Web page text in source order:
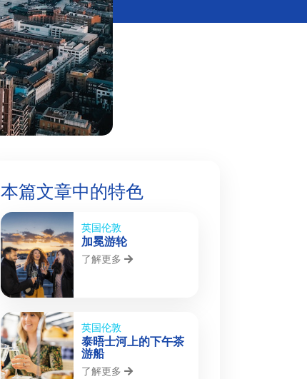
本篇文章中的特色
英国伦敦
加冕游轮
了解更多
英国伦敦
泰晤士河上的下午茶
游船
了解更多